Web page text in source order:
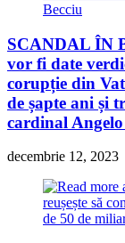
SCANDAL ÎN
vor fi date
corupție din
de șapte ani și
cardinal Angelo
decembrie 12, 2023